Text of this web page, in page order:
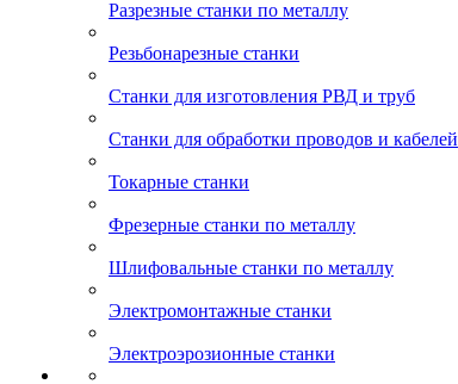
Разрезные станки по металлу
Резьбонарезные станки
Станки для изготовления РВД и труб
Станки для обработки проводов и кабелей
Токарные станки
Фрезерные станки по металлу
Шлифовальные станки по металлу
Электромонтажные станки
Электроэрозионные станки